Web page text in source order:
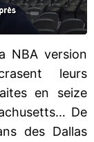
NBA version
leurs
en seize
De
des Dallas